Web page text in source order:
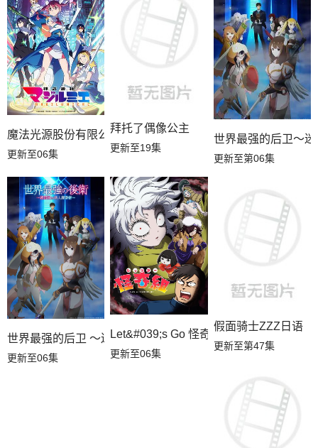
魔法光源股份有限公司第二季
更新至06集
拜托了偶像公主
更新至19集
世界最强的后卫～
更新至第06集
世界最强的后卫 ～迷宫国的新人探索者～
更新至06集
Let&#039;s Go 怪奇组
更新至06集
假面骑士ZZZ日语
更新至第47集